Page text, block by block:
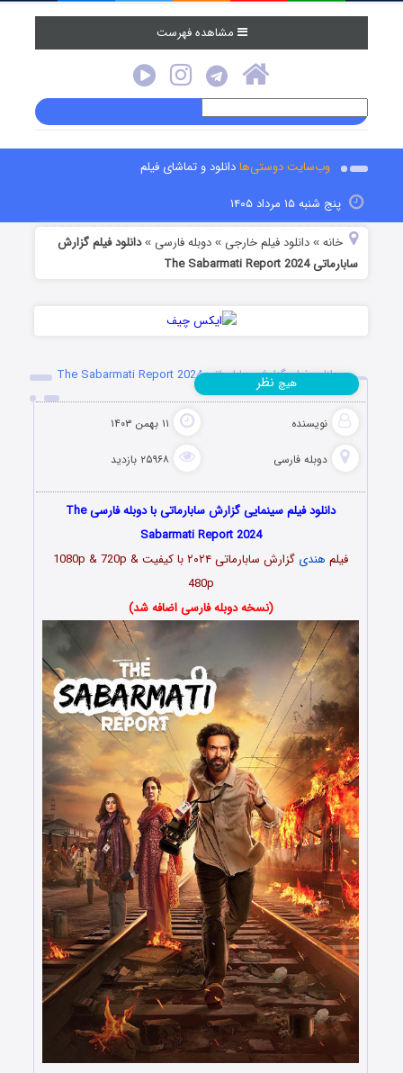
مشاهده فهرست
وب‌سایت دوستی‌هادانلود و تماشای فیلم
پنج شنبه ۱۵ مرداد ۱۴۰۵
خانه »دانلود فیلم خارجی »دوبله فارسی »دانلود فیلم گزارش
سابارماتی The Sabarmati Report 2024
دانلود فیلم گزارش سابارماتی The Sabarmati Report 2024
نویسنده ۱۱ بهمن ۱۴۰۳
دوبله فارسی ۲۵۹۶۸ بازدید
هیچ نظر
دانلود فیلم سینمایی گزارش سابارماتی با دوبله فارسی The
Sabarmati Report 2024
فیلم هندی
گزارش سابارماتی ۲۰۲۴ با کیفیت 1080p & 720p &
480p
(نسخه دوبله فارسی اضافه شد)